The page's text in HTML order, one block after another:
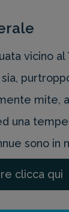
vicino
mite,
una
sono
clicca qui